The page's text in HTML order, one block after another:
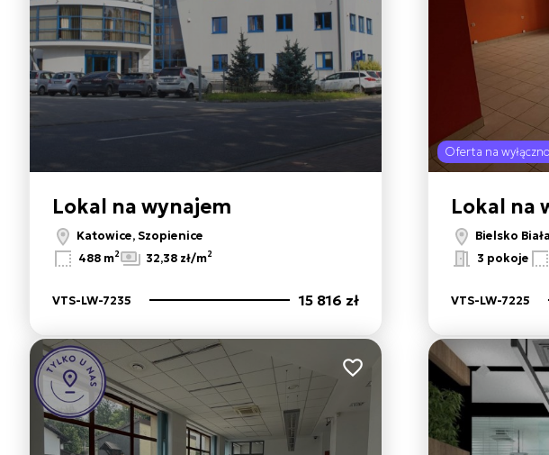
Lokal na wynajem
Katowice, Szopienice
488 m2 32,38 zł/m2
VTS-LW-7235 15 816 zł
Oferta na
Lokal na
Bielsko Biała
3 pokoje
VTS-LW-7225
Dodaj do ulubionych